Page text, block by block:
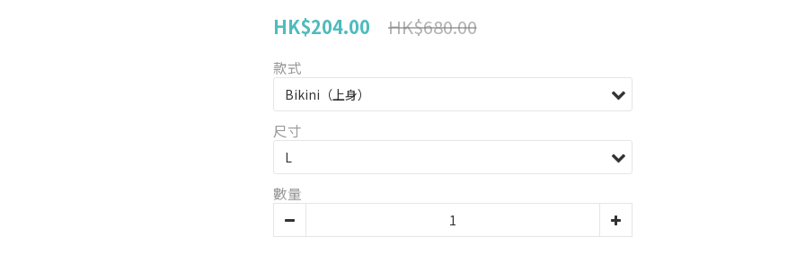
HK$680.00
HK$204.00
款式
尺寸
數量